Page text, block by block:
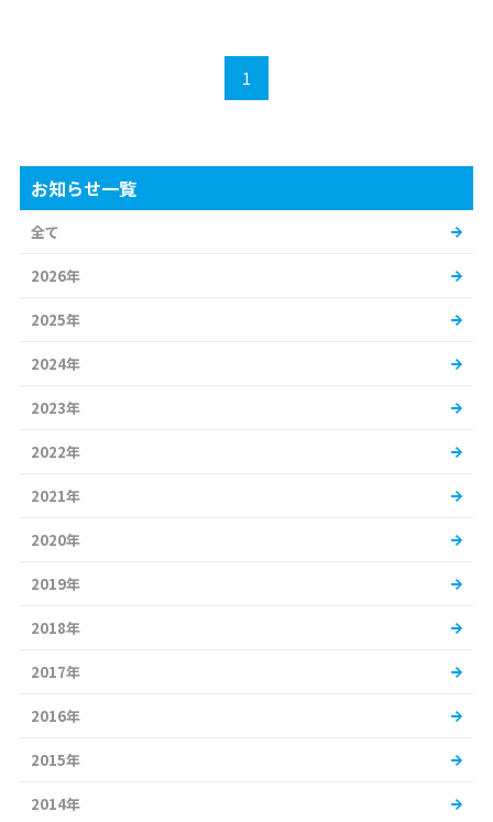
1
お知らせ一覧
全て
2026年
2025年
2024年
2023年
2022年
2021年
2020年
2019年
2018年
2017年
2016年
2015年
2014年